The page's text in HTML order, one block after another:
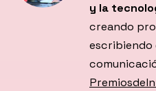
y la
creando
escribiendo